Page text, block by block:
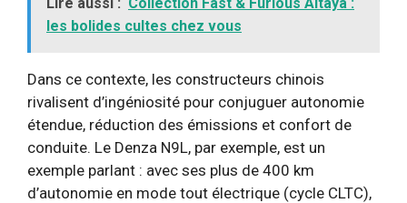
les bolides cultes chez vous
Dans ce contexte, les constructeurs chinois
rivalisent d’ingéniosité pour conjuguer autonomie
étendue, réduction des émissions et confort de
conduite. Le Denza N9L, par exemple, est un
exemple parlant : avec ses plus de 400 km
d’autonomie en mode tout électrique (cycle CLTC),